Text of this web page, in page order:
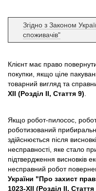
Згідно з Законом
споживачів"
Клієнт має право
покупки, якщо ціле
товарний вигляд та
XII (Розділ II, Стаття 9)
Якщо робот-пилосос,
роботизований
здійснюється після
несправності, яке стало
підтвердження висновків
несправний робот
України "Про захист
1023-XII (Розділ II, Стаття